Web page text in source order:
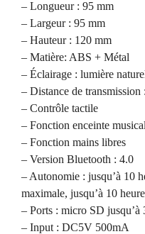
– Longueur : 95 mm
– Largeur : 95 mm
– Hauteur : 120 mm
– Matière: ABS + Métal
– Éclairage : lumière
– Distance de transmission
– Contrôle tactile
– Fonction enceinte
– Fonction mains libres
– Version Bluetooth : 4.0
– Autonomie : jusqu’à 10
maximale, jusqu’à 10
– Ports : micro SD
– Input : DC5V 500mA